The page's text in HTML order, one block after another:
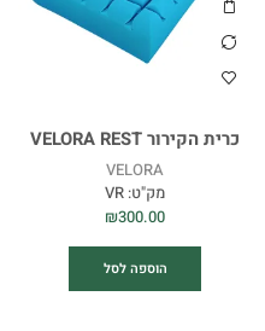
כרית הקירור VELORA REST
VELORA
מק"ט: VR
₪300.00
הוספה לסל